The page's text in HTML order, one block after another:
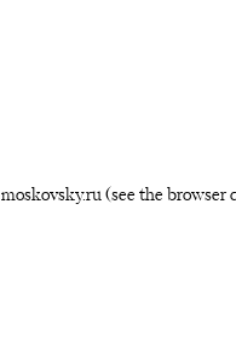
moskovsky.ru (see the browser